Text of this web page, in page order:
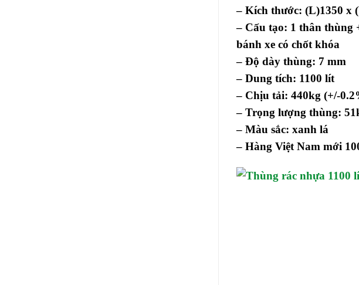
– Kích thước: (L)1350 x
– Cấu tạo: 1 thân thùng
bánh xe có chốt khóa
– Độ dày thùng: 7 mm
– Dung tích: 1100 lít
– Chịu tải: 440kg (+/-
– Trọng lượng thùng:
– Màu sắc: xanh lá
– Hàng Việt Nam mới